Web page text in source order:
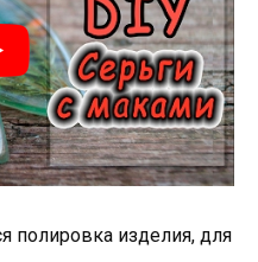
полировка изделия, для